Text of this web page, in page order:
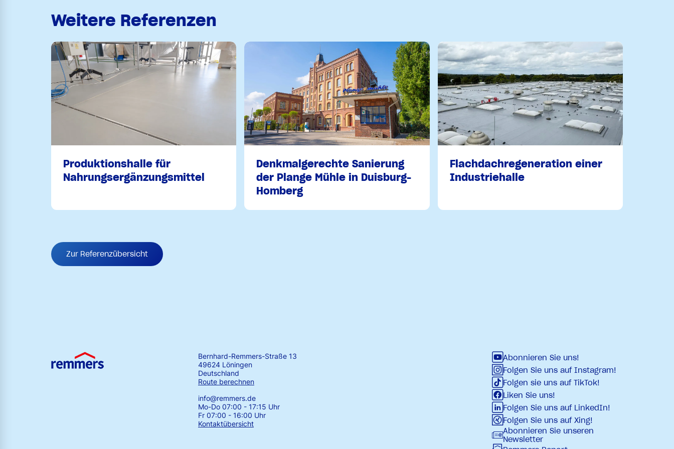
Weitere Referenzen
Produktionshalle für
Nahrungsergänzungsmittel
Denkmalgerechte Sanierung
der Plange Mühle in Duisburg-
Homberg
Flachdachregeneration einer
Industriehalle
Zur Referenzübersicht
Bernhard-Remmers-Straße 13
49624 Löningen
Deutschland
Route berechnen
info@remmers.de
Mo-Do 07:00 - 17:15 Uhr
Fr 07:00 - 16:00 Uhr
Kontaktübersicht
Abonnieren Sie uns!
Folgen Sie uns auf Instagram!
Folgen sie uns auf TikTok!
Liken Sie uns!
Folgen Sie uns auf LinkedIn!
Folgen Sie uns auf Xing!
Abonnieren Sie unseren
Newsletter